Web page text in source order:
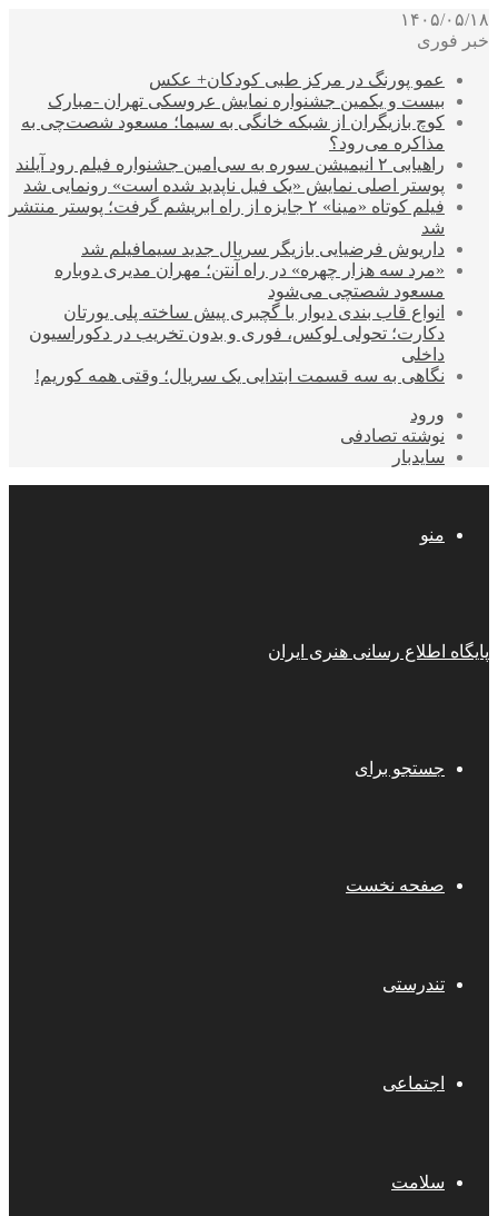
۱۴۰۵/۰۵/۱۸
خبر فوری
عمو پورنگ در مرکز طبی کودکان+ عکس
بیست و یکمین جشنواره نمایش عروسکی تهران -مبارک
کوچ بازیگران از شبکه خانگی به سیما؛ مسعود شصت‌چی به
مذاکره می‌رود؟
راهیابی ۲ انیمیشن سوره به سی‌امین جشنواره فیلم رود آیلند
پوستر اصلی نمایش «یک فیل ناپدید شده است» رونمایی شد
فیلم کوتاه «مینا» ۲ جایزه از راه ابریشم گرفت؛ پوستر منتشر
شد
داریوش فرضیایی بازیگر سریال جدید سیمافیلم شد
«مرد سه هزار چهره» در راه آنتن؛ مهران مدیری دوباره
مسعود شصتچی می‌شود
انواع قاب بندی دیوار با گچبری پیش ساخته پلی یورتان
دکارت؛ تحولی لوکس، فوری و بدون تخریب در دکوراسیون
داخلی
نگاهی به سه قسمت ابتدایی یک سریال؛ وقتی همه کوریم!
ورود
نوشته تصادفی
سایدبار
منو
پایگاه اطلاع رسانی هنری ایران
جستجو برای
صفحه نخست
تندرستی
اجتماعی
سلامت